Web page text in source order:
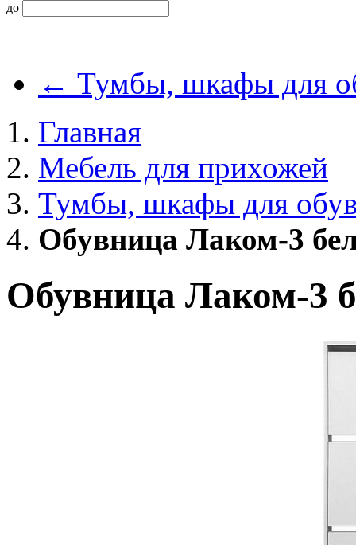
до
← Тумбы, шкафы для
Главная
Мебель для прихожей
Тумбы, шкафы для
Обувница Лаком-3
Обувница Лаком-3